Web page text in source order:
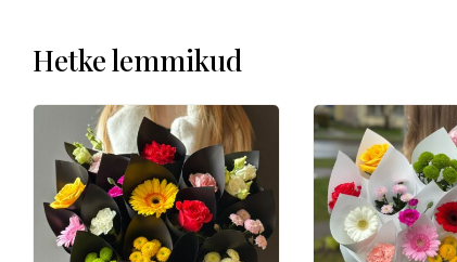
Hetke lemmikud